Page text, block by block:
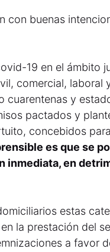
con buenas
19 en el ámbito
comercial, laboral
cuarentenas y
pactados y
concebidos
es que se
inmediata, en
estas
la prestación del
a favor